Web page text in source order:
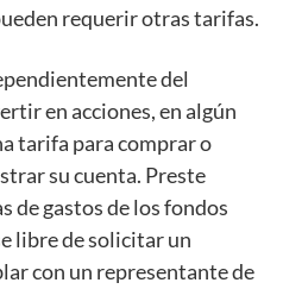
requerir otras tarifas.
del
en acciones, en algún
tarifa para comprar o
su cuenta. Preste
de gastos de los fondos
libre de solicitar un
con un representante de